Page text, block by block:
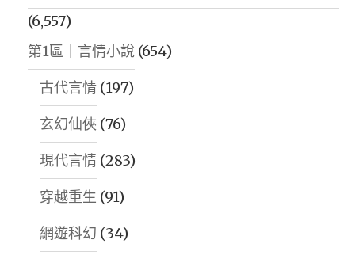
(6,557)
第1區｜言情小說 (654)
古代言情 (197)
玄幻仙俠 (76)
現代言情 (283)
穿越重生 (91)
網遊科幻 (34)